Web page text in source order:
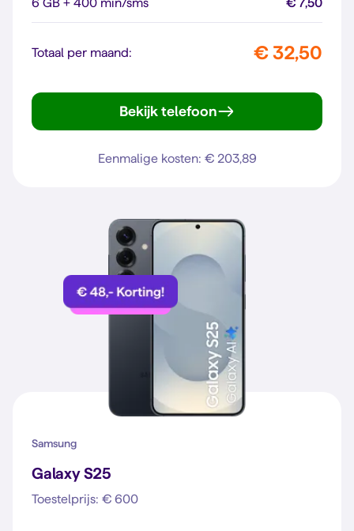
6 GB + 400 min/sms
€ 7,50
Totaal per maand: € 32,50
Bekijk telefoon
Eenmalige kosten: € 203,89
Samsung
Galaxy S25
Toestelprijs: € 600